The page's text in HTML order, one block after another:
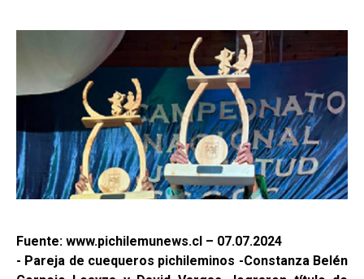
Fuente: www.pichilemunews.cl – 07.07.2024
- Pareja de cuequeros pichileminos -Constanza Belén